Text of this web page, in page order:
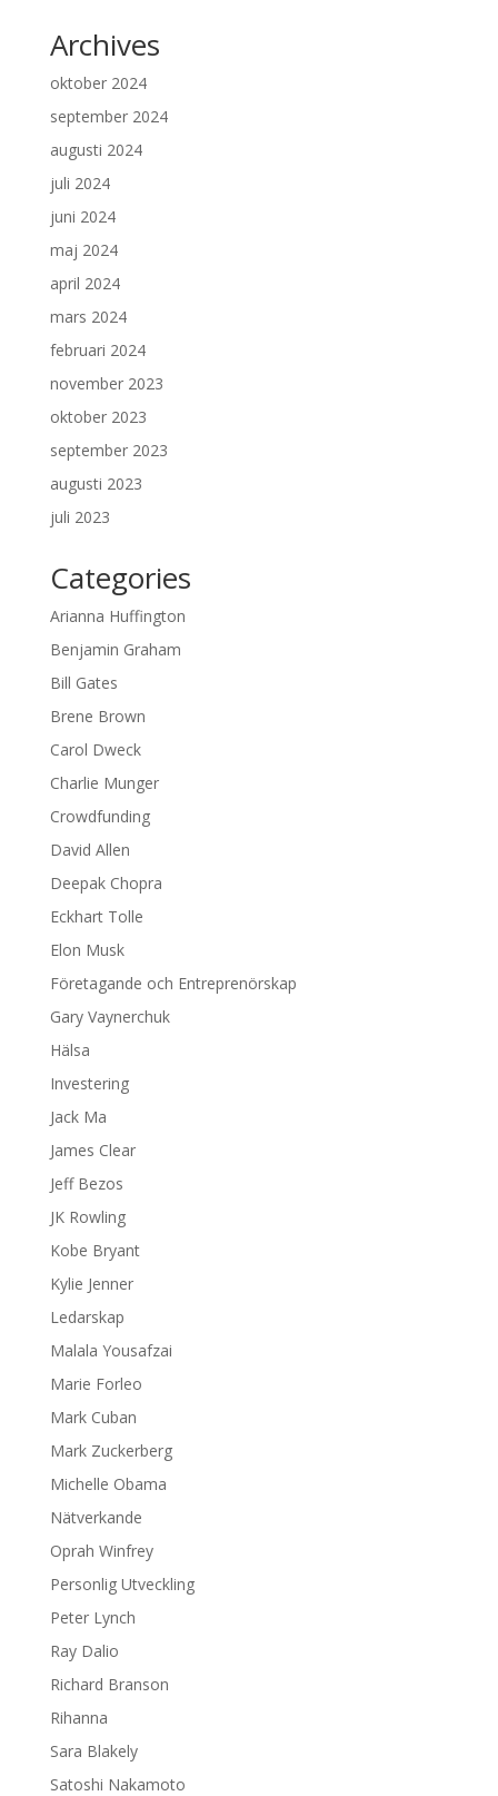
Archives
oktober 2024
september 2024
augusti 2024
juli 2024
juni 2024
maj 2024
april 2024
mars 2024
februari 2024
november 2023
oktober 2023
september 2023
augusti 2023
juli 2023
Categories
Arianna Huffington
Benjamin Graham
Bill Gates
Brene Brown
Carol Dweck
Charlie Munger
Crowdfunding
David Allen
Deepak Chopra
Eckhart Tolle
Elon Musk
Företagande och Entreprenörskap
Gary Vaynerchuk
Hälsa
Investering
Jack Ma
James Clear
Jeff Bezos
JK Rowling
Kobe Bryant
Kylie Jenner
Ledarskap
Malala Yousafzai
Marie Forleo
Mark Cuban
Mark Zuckerberg
Michelle Obama
Nätverkande
Oprah Winfrey
Personlig Utveckling
Peter Lynch
Ray Dalio
Richard Branson
Rihanna
Sara Blakely
Satoshi Nakamoto